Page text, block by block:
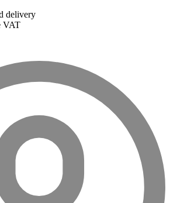
delivery
VAT